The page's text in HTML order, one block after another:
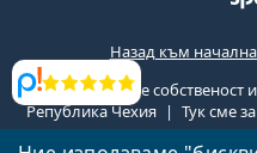
Прегледи
Назад към
Lentiamo.bg е собственост
Република Чехия
Тук сме